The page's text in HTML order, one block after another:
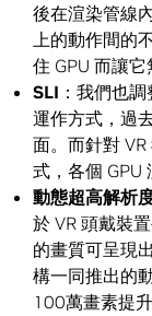
後在渲染管線
上的動作間的
住 GPU 而讓它
SLI ：我們也
運作方式，過
面。而針對
式，各個 GPU
動態超高解析
於 VR 頭戴裝
的畫質可呈現
構一同推出的
100萬畫素提